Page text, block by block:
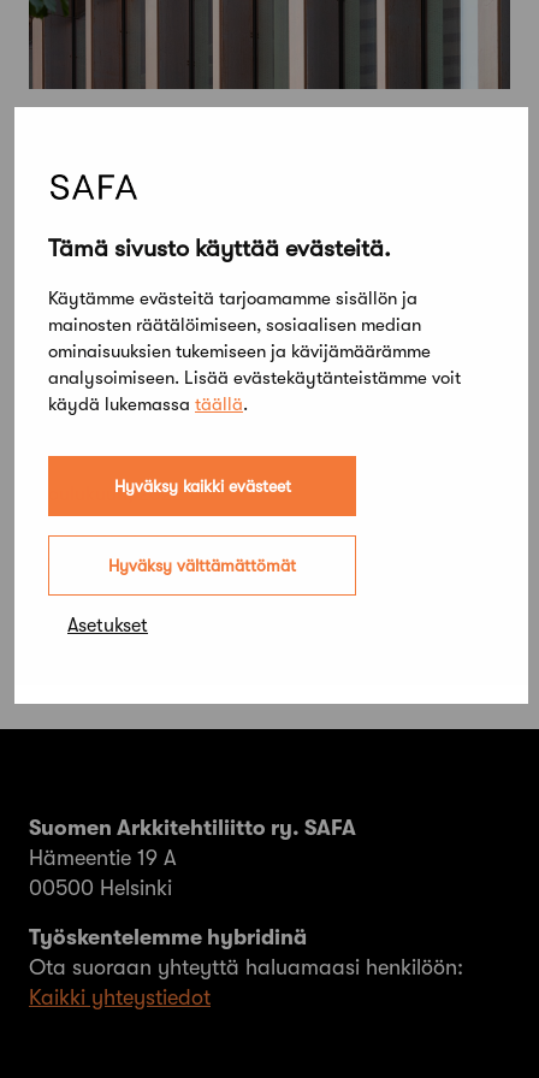
Tämä sivusto käyttää evästeitä.
Käytämme evästeitä tarjoamamme sisällön ja
mainosten räätälöimiseen, sosiaalisen median
ominaisuuksien tukemiseen ja kävijämäärämme
analysoimiseen. Lisää evästekäytänteistämme voit
käydä lukemassa täällä.
Hyväksy kaikki evästeet
Hyväksy välttämättömät
Asetukset
7 joulukuun, 2022
Suomeen tarvitaan rakennetun
ympäristön paneeli
Suomen Arkkitehtiliitto ry. SAFA
Hämeentie 19 A
00500 Helsinki
Työskentelemme hybridinä
Ota suoraan yhteyttä haluamaasi henkilöön:
Kaikki yhteystiedot